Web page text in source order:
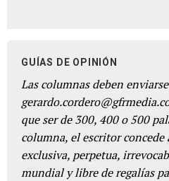
GUÍAS DE OPINIÓN
Las columnas deben
que ser de 300, 400 o 500
columna, el escritor concede
exclusiva, perpetua,
mundial y libre de regalías